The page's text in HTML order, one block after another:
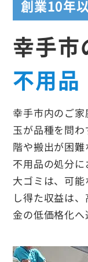
創業10年
幸手市
不用
幸手市内のご
玉が品種を問
階や搬出が困
不用品の処分
大ゴミは、可
し得た収益は
金の低価格化へ